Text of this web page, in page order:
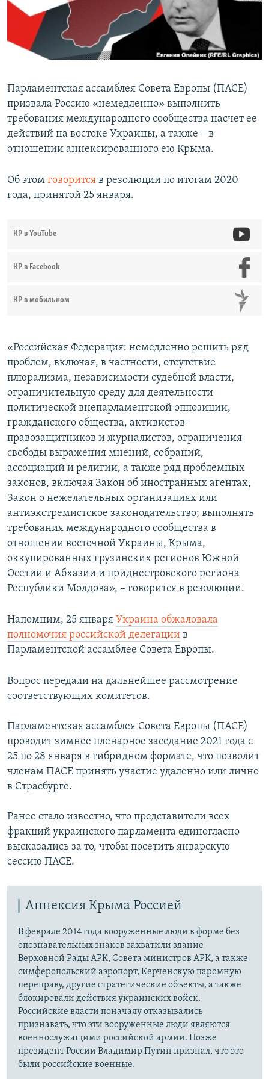
ПОБЕДИТЕЛЕЙ НЕ СУДЯТ?
КРЫМ.НЕПОКОРЕННЫЙ
ELIFBE
ПРИСОЕДИНЯЙТЕСЬ!
Все сайты RFE/RL
Парламентская ассамблея Совета Европы (ПАСЕ)
призвала Россию «немедленно» выполнить
требования международного сообщества насчет ее
действий на востоке Украины, а также – в
отношении аннексированного ею Крыма.
Об этом говорится в резолюции по итогам 2020
года, принятой 25 января.
КР в YouTube
КР в Facebook
КР в мобильном
«Российская Федерация: немедленно решить ряд
проблем, включая, в частности, отсутствие
плюрализма, независимости судебной власти,
ограничительную среду для деятельности
политической внепарламентской оппозиции,
гражданского общества, активистов-
правозащитников и журналистов, ограничения
свободы выражения мнений, собраний,
ассоциаций и религии, а также ряд проблемных
законов, включая Закон об иностранных агентах,
Закон о нежелательных организациях или
антиэкстремистское законодательство; выполнять
требования международного сообщества в
отношении восточной Украины, Крыма,
оккупированных грузинских регионов Южной
Осетии и Абхазии и приднестровского региона
Республики Молдова», – говорится в резолюции.
Напомним, 25 января Украина обжаловала
полномочия российской делегации в
Парламентской ассамблее Совета Европы.
Вопрос передали на дальнейшее рассмотрение
соответствующих комитетов.
Парламентская ассамблея Совета Европы (ПАСЕ)
проводит зимнее пленарное заседание 2021 года с
25 по 28 января в гибридном формате, что позволит
членам ПАСЕ принять участие удаленно или лично
в Страсбурге.
Ранее стало известно, что представители всех
фракций украинского парламента единогласно
высказались за то, чтобы посетить январскую
сессию ПАСЕ.
Аннексия Крыма Россией
В феврале 2014 года вооруженные люди в форме без
опознавательных знаков захватили здание
Верховной Рады АРК, Совета министров АРК, а также
симферопольский аэропорт, Керченскую паромную
переправу, другие стратегические объекты, а также
блокировали действия украинских войск.
Российские власти поначалу отказывались
признавать, что эти вооруженные люди являются
военнослужащими российской армии. Позже
президент России Владимир Путин признал, что это
были российские военные.